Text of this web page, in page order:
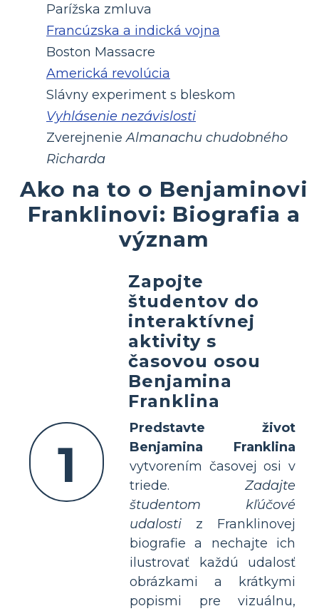
Parížska zmluva
Francúzska a indická vojna
Boston Massacre
Americká revolúcia
Slávny experiment s bleskom
Vyhlásenie nezávislosti
ZverejnenieAlmanachu chudobného
Richarda
Ako na to o Benjaminovi
Franklinovi: Biografia a
význam
1
Zapojte
študentov do
interaktívnej
aktivity s
časovou osou
Benjamina
Franklina
Predstavte život
Benjamina Franklina
vytvorením časovej osi v
triede. Zadajte
študentom kľúčové
udalosti z Franklinovej
biografie a nechajte ich
ilustrovať každú udalosť
obrázkami a krátkymi
popismi pre vizuálnu,